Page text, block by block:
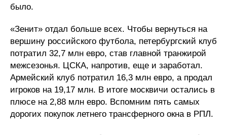
было.
«Зенит» отдал больше всех. Чтобы вернуться на
вершину российского футбола, петербургский клуб
потратил 32,7 млн евро, став главной транжирой
межсезонья. ЦСКА, напротив, еще и заработал.
Армейский клуб потратил 16,3 млн евро, а продал
игроков на 19,17 млн. В итоге москвичи остались в
плюсе на 2,88 млн евро. Вспомним пять самых
дорогих покупок летнего трансферного окна в РПЛ.